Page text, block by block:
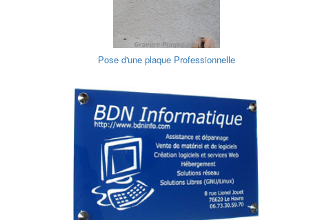
Pose d'une plaque Professionnelle